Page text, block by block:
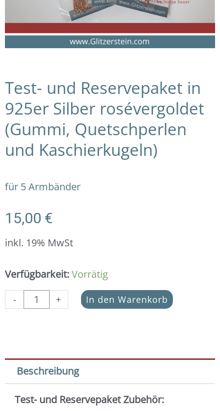
Test- und Reservepaket in
925er Silber rosévergoldet
(Gummi, Quetschperlen
und Kaschierkugeln)
für 5 Armbänder
15,00 €
inkl. 19% MwSt
Verfügbarkeit:Vorrätig
-
Test-
Reservepaket
in
(Gummi,
Quetschperlen
und
Kaschierkugeln)
Menge
+ In den Warenkorb
Beschreibung
Test- und Reservepaket Zubehör: